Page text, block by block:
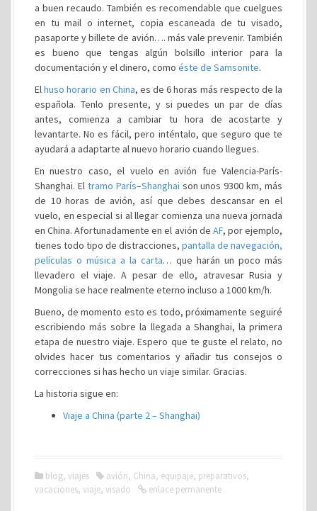
a buen recaudo. También es recomendable que cuelgues
en tu mail o internet, copia escaneada de tu visado,
pasaporte y billete de avión…. más vale prevenir. También
es bueno que tengas algún bolsillo interior para la
documentación y el dinero, como éste de Samsonite.
Elhuso horario en China, es de 6 horas más respecto de la
española. Tenlo presente, y si puedes un par de días
antes, comienza a cambiar tu hora de acostarte y
levantarte. No es fácil, pero inténtalo, que seguro que te
ayudará a adaptarte al nuevo horario cuando llegues.
En nuestro caso, el vuelo en avión fue Valencia-París-
Shanghai. El tramo París–Shanghai son unos 9300 km, más
de 10 horas de avión, así que debes descansar en el
vuelo, en especial si al llegar comienza una nueva jornada
en China. Afortunadamente en el avión de AF, por ejemplo,
tienes todo tipo de distracciones, pantalla de navegación,
películas o música a la carta… que harán un poco más
llevadero el viaje. A pesar de ello, atravesar Rusia y
Mongolia se hace realmente eterno incluso a 1000 km/h.
Bueno, de momento esto es todo, próximamente seguiré
escribiendo más sobre la llegada a Shanghai, la primera
etapa de nuestro viaje. Espero que te guste el relato, no
olvides hacer tus comentarios y añadir tus consejos o
correcciones si has hecho un viaje similar. Gracias.
La historia sigue en:
Viaje a China (parte 2 – Shanghai)
blog, viajes avión, China, equipaje, preparativos,
vacaciones, viaje, visado enlace permanente